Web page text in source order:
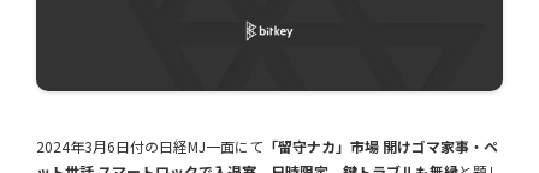
2024年3月6日付の日経MJ一面にて 「留守ナカ」市場 開けゴマ家事・ペ